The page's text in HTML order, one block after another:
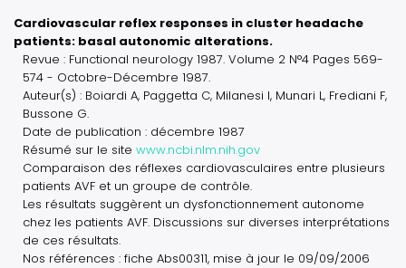
Cardiovascular reflex responses in cluster headache
patients: basal autonomic alterations.
Revue : Functional neurology 1987. Volume 2 N°4 Pages 569-
574 - Octobre-Décembre 1987.
Auteur(s) : Boiardi A, Paggetta C, Milanesi I, Munari L, Frediani F,
Bussone G.
Date de publication : décembre 1987
Résumé sur le site www.ncbi.nlm.nih.gov
Comparaison des réflexes cardiovasculaires entre plusieurs
patients AVF et un groupe de contrôle.
Les résultats suggèrent un dysfonctionnement autonome
chez les patients AVF. Discussions sur diverses interprétations
de ces résultats.
Nos références : fiche Abs00311, mise à jour le 09/09/2006